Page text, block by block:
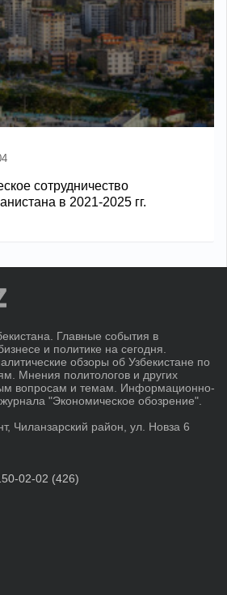
сотрудничество
в 2021-2025 гг.
Главные события в
и политике на сегодня.
обзоры об Узбекистане по
Мнения политологов и других
вопросам и темам. Информационно-
"Экономическое обозрение".
Чиланзарский район, ул. Новза 6
02-02 (426)